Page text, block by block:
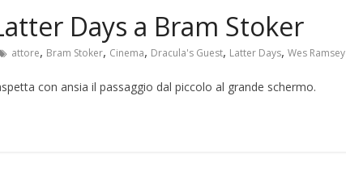
Days a Bram Stoker
attore, Bram Stoker, Cinema, Dracula's Guest, Latter Days, Wes Ramsey
con ansia il passaggio dal piccolo al grande schermo.